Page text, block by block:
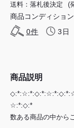
送料：落札後決定 (
商品コンディショ
0件 3日
商品説明
☆:*:◇:*
数ある商品の中から